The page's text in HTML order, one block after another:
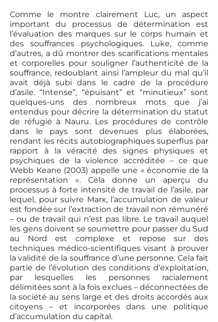
Comme le montre clairement Luc, un aspect
important du processus de détermination est
l’évaluation des marques sur le corps humain et
des souffrances psychologiques. Luke, comme
d’autres, a dû montrer des scarifications mentales
et corporelles pour souligner l’authenticité de la
souffrance, redoublant ainsi l’ampleur du mal qu’il
avait déjà subi dans le cadre de la procédure
d’asile. “Intense”, “épuisant” et “minutieux” sont
quelques-uns des nombreux mots que j’ai
entendus pour décrire la détermination du statut
de réfugié à Nauru. Les procédures de contrôle
dans le pays sont devenues plus élaborées,
rendant les récits autobiographiques superflus par
rapport à la véracité des signes physiques et
psychiques de la violence accréditée – ce que
Webb Keane (2003) appelle une « économie de la
représentation ». Cela donne un aperçu du
processus à forte intensité de travail de l’asile, par
lequel, pour suivre Marx, l’accumulation de valeur
est fondée sur l’extraction de travail non rémunéré
– ou de travail qui n’est pas libre. Le travail auquel
les gens doivent se soumettre pour passer du Sud
au Nord est complexe et repose sur des
techniques médico-scientifiques visant à prouver
la validité de la souffrance d’une personne. Cela fait
partie de l’évolution des conditions d’exploitation,
par lesquelles les personnes racialement
délimitées sont à la fois exclues – déconnectées de
la société au sens large et des droits accordés aux
citoyens – et incorporées dans une politique
d’accumulation du capital.